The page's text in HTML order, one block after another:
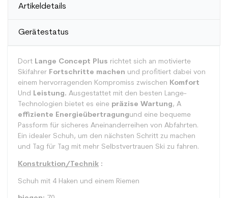
Artikeldetails
Gerätestatus
Dort Lange Concept Plus richtet sich an motivierte
Skifahrer Fortschritte machen und profitiert dabei von
einem hervorragenden Kompromiss zwischen Komfort
Und Leistung. Ausgestattet mit den besten Lange-
Technologien bietet es eine präzise Wartung, A
effiziente Energieübertragungund eine bequeme
Passform für sicheres Aneinanderreihen von Abfahrten.
Ein idealer Schuh, um den nächsten Schritt zu machen
und Tag für Tag mit mehr Selbstvertrauen Ski zu fahren.
Konstruktion/Technik :
Schuh mit 4 Haken und einem Riemen